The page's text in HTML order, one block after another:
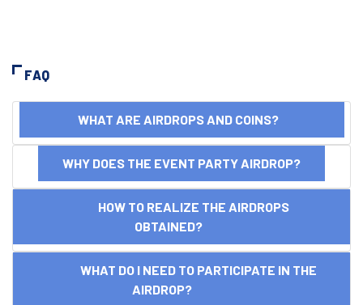
FAQ
WHAT ARE AIRDROPS AND COINS?
WHY DOES THE EVENT PARTY AIRDROP?
HOW TO REALIZE THE AIRDROPS
OBTAINED?
WHAT DO I NEED TO PARTICIPATE IN THE
AIRDROP?